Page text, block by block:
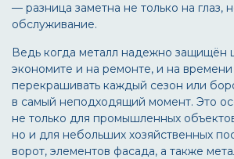
— разница заметна не только на глаз,
обслуживание.
Ведь когда металл надежно защищён
экономите и на ремонте, и на
перекрашивать каждый сезон или
в самый неподходящий момент. Это
не только для промышленных
но и для небольших хозяйственных
ворот, элементов фасада, а также